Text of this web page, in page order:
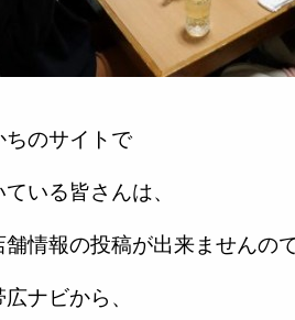
ちのサイトで
いる皆さんは、
舗情報の投稿が出来ませんの
ナビから、